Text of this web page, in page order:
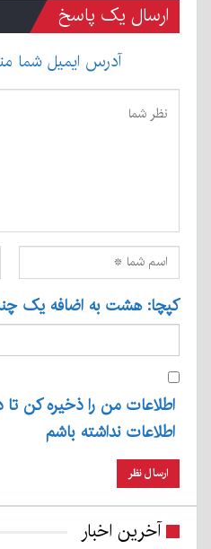
ارسال یک پاسخ
آدرس ایمیل شما
کپچا: هشت به اضافه یک
اطلاعات من را ذخیره کن تا
اطلاعات نداشته باشم
آخرین اخبار